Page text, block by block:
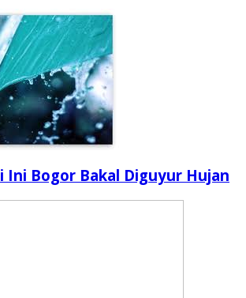
Ini Bogor Bakal Diguyur Hujan